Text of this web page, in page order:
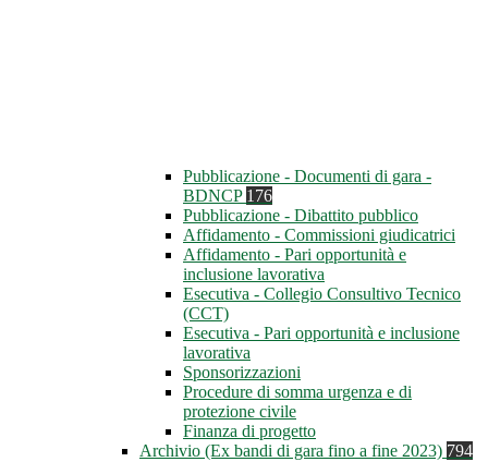
Pubblicazione - Documenti di gara -
BDNCP 176
Pubblicazione - Dibattito pubblico
Affidamento - Commissioni giudicatrici
Affidamento - Pari opportunità e
inclusione lavorativa
Esecutiva - Collegio Consultivo Tecnico
(CCT)
Esecutiva - Pari opportunità e inclusione
lavorativa
Sponsorizzazioni
Procedure di somma urgenza e di
protezione civile
Finanza di progetto
Archivio (Ex bandi di gara fino a fine 2023) 794